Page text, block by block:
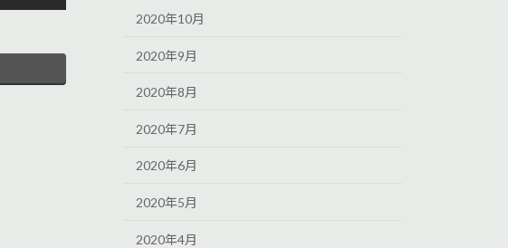
2020年10月
2020年9月
2020年8月
2020年7月
2020年6月
2020年5月
2020年4月